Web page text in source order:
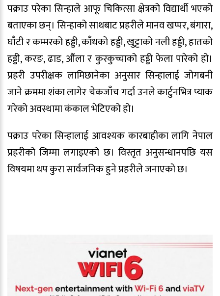
पक्राउ परेका सिन्हाले आफू चिकित्सा क्षेत्रको विद्यार्थी भएको
बताएका छन्। सिन्हाको साथबाट प्रहरीले मानव खप्पर, बंगारा,
घाँटी र कम्मरको हड्डी, काँधको हड्डी, खुट्टाको नली हड्डी, हातको
हड्डी, करङ, ढाड, औंला र कुरकुच्चाको हड्डी फेला पारेको हो।
प्रहरी उपरीक्षक लामिछानेका अनुसार सिन्हालाई जोगबनी
जाने क्रममा शंका लागेर चेकजाँच गर्दा उनले कार्टुनभित्र प्याक
गरेको अवस्थामा कंकाल भेटिएको हो।
पक्राउ परेका सिन्हालाई आवश्यक कारबाहीका लागि नेपाल
प्रहरीको जिम्मा लगाइएको छ। विस्तृत अनुसन्धानपछि यस
विषयमा थप कुरा सार्वजनिक हुने प्रहरीले जनाएको छ।